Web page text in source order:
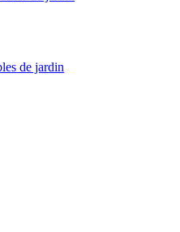
de jardin